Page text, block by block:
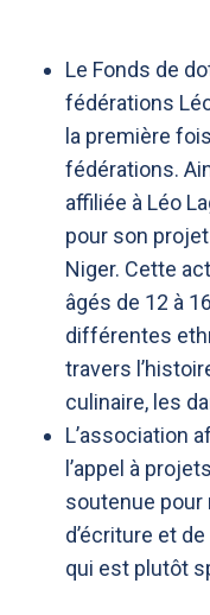
Le Fonds de
fédérations
la première
fédérations.
affiliée à Léo
pour son
Niger. Cette
âgés de 12 à
différentes
travers
culinaire, les
L’association
l’appel à
soutenue pour
d’écriture et
qui est plutôt